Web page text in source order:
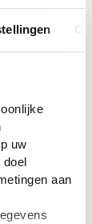
uw
doel
aan